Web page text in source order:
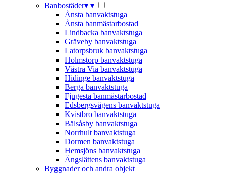
Banbostäder▾ ▾
Ånsta banvaktstuga
Ånsta banmästarbostad
Lindbacka banvaktstuga
Gräveby banvaktstuga
Latorpsbruk banvaktstuga
Holmstorp banvaktstuga
Västra Via banvaktstuga
Hidinge banvaktstuga
Berga banvaktstuga
Fjugesta banmästarbostad
Edsbergsvägens banvaktstuga
Kvistbro banvaktstuga
Bälsåsby banvaktstuga
Norrhult banvaktstuga
Dormen banvaktstuga
Hemsjöns banvaktstuga
Ängslättens banvaktstuga
Byggnader och andra objekt